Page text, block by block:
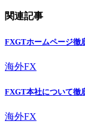
関連記事
FXGTホームページ徹
海外FX
FXGT本社について徹
海外FX